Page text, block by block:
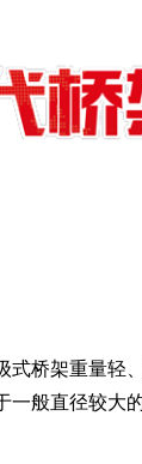
式桥架重量轻
一般直径较大